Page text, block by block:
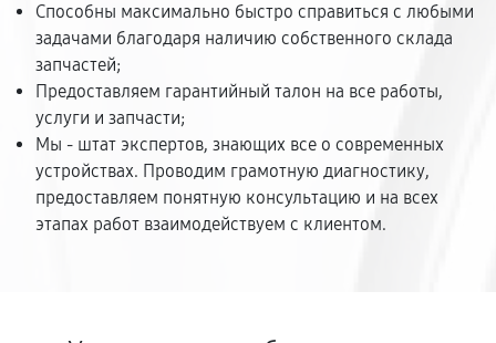
Способны максимально быстро справиться с любыми
задачами благодаря наличию собственного склада
запчастей;
Предоставляем гарантийный талон на все работы,
услуги и запчасти;
Мы - штат экспертов, знающих все о современных
устройствах. Проводим грамотную диагностику,
предоставляем понятную консультацию и на всех
этапах работ взаимодействуем с клиентом.